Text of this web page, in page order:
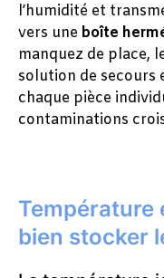
l’humidité et
vers une boîte
manquez de place,
solution de secours
chaque pièce
contaminations
Température
bien stocker